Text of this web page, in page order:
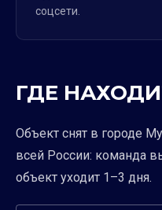
соцсети.
ГДЕ
Объект снят в городе
всей России: команда
объект уходит 1–3 дня.